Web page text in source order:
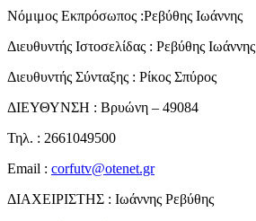
Νόμιμος Εκπρόσωπος :Ρεβύθης Ιωάννης
Διευθυντής Ιστοσελίδας : Ρεβύθης Ιωάννης
Διευθυντής Σύνταξης : Ρίκος Σπύρος
ΔΙΕΥΘΥΝΣΗ : Βρυώνη – 49084
Τηλ. : 2661049500
Email : corfutv@otenet.gr
ΔΙΑΧΕΙΡΙΣΤΗΣ : Ιωάννης Ρεβύθης